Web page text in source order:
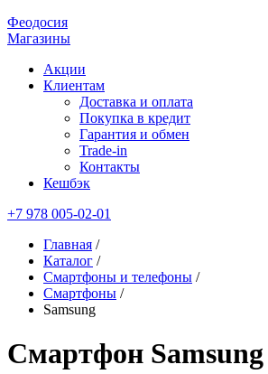
Феодосия
Магазины
Акции
Клиентам
Доставка и оплата
Покупка в кредит
Гарантия и обмен
Trade-in
Контакты
Кешбэк
+7 978 005-02-01
Главная /
Каталог /
Смартфоны и телефоны /
Смартфоны /
Samsung
Смартфон Samsung